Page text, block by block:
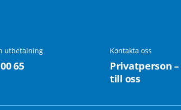
utbetalning
65
Kontakta oss
Privatperson
till oss